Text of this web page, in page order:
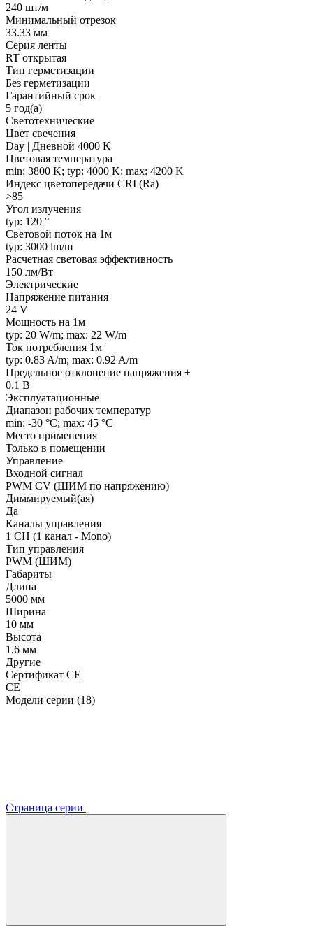
240 шт/м
Минимальный отрезок
33.33 мм
Серия ленты
RT открытая
Тип герметизации
Без герметизации
Гарантийный срок
5 год(а)
Светотехнические
Цвет свечения
Day | Дневной 4000 K
Цветовая температура
min: 3800 K; typ: 4000 K; max: 4200 K
Индекс цветопередачи CRI (Ra)
>85
Угол излучения
typ: 120 °
Световой поток на 1м
typ: 3000 lm/m
Расчетная световая эффективность
150 лм/Вт
Электрические
Напряжение питания
24 V
Мощность на 1м
typ: 20 W/m; max: 22 W/m
Ток потребления 1м
typ: 0.83 A/m; max: 0.92 A/m
Предельное отклонение напряжения ±
0.1 В
Эксплуатационные
Диапазон рабочих температур
min: -30 °C; max: 45 °C
Место применения
Только в помещении
Управление
Входной сигнал
PWM СV (ШИМ по напряжению)
Диммируемый(ая)
Да
Каналы управления
1 CH (1 канал - Mono)
Тип управления
PWM (ШИМ)
Габариты
Длина
5000 мм
Ширина
10 мм
Высота
1.6 мм
Другие
Сертификат CE
CE
Модели серии (18)
Страница серии